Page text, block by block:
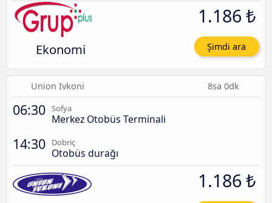
Ekonomi
1.186 ₺
Şimdi ara
Union Ivkoni 8sa 0dk
06:30 Sofya
Merkez Otobüs Terminali
14:30 Dobriç
Otobüs durağı
1.186 ₺